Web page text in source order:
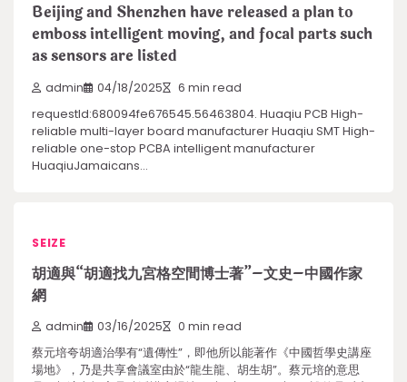
Beijing and Shenzhen have released a plan to
emboss intelligent moving, and focal parts such
as sensors are listed
admin 04/18/2025 6 min read
requestId:680094fe676545.56463804. Huaqiu PCB High-
reliable multi-layer board manufacturer Huaqiu SMT High-
reliable one-stop PCBA intelligent manufacturer
HuaqiuJamaicans…
SEIZE
胡適與“胡適找九宮格空間博士著”–文史–中國作家
網
admin 03/16/2025 0 min read
蔡元培夸胡適治學有“遺傳性”，即他所以能著作《中國哲學史講座
場地》，乃是共享會議室由於“龍生龍、胡生胡”。蔡元培的意思